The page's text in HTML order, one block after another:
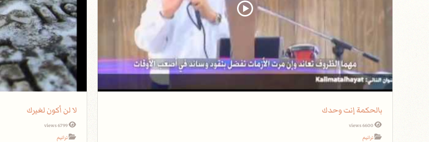
بالحكمة إنت وحدك
6600 views
ترانيم
لا لن أكون لغيرك
6799 views
ترانيم